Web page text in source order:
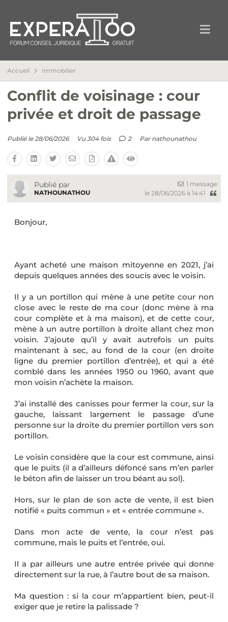
Accueil Immobilier
Conflit de voisinage : cour
privée et droit de passage
Publié le 28/06/2026 Vu 304 fois 2 Par nathounathou
Publié par
NATHOUNATHOU
1 message
le 28/06/2026 à 14:41
Bonjour,
Ayant acheté une maison mitoyenne en 2021, j’ai
depuis quelques années des soucis avec le voisin.
Il y a un portillon qui mène à une petite cour non
close avec le reste de ma cour (donc mène à ma
cour complète et à ma maison), et de cette cour,
mène à un autre portillon à droite allant chez mon
voisin. J’ajoute qu’il y avait autrefois un puits
maintenant à sec, au fond de la cour (en droite
ligne du premier portillon d’entrée), et qui a été
comblé dans les années 1950 ou 1960, avant que
mon voisin n’achète la maison.
J’ai installé des canisses pour fermer la cour, sur la
gauche, laissant largement le passage d’une
personne sur la droite du premier portillon vers son
portillon.
Le voisin considère que la cour est commune, ainsi
que le puits (il a d’ailleurs défoncé sans m’en parler
le béton afin de laisser un trou béant au sol).
Hors, sur le plan de son acte de vente, il est bien
notifié « puits commun » et « entrée commune ».
Dans mon acte de vente, la cour n’est pas
commune, mais le puits et l’entrée, oui.
Il a par ailleurs une autre entrée privée qui donne
directement sur la rue, à l’autre bout de sa maison.
Ma question : si la cour m’appartient bien, peut-il
exiger que je retire la palissade ?